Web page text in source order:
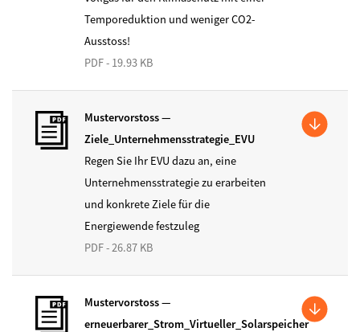
Temporeduktion und weniger CO2-
Ausstoss!
PDF - 19.93 KB
Mustervorstoss —
Ziele_Unternehmensstrategie_EVU
Regen Sie Ihr EVU dazu an, eine
Unternehmensstrategie zu erarbeiten
und konkrete Ziele für die
Energiewende festzuleg
PDF - 26.87 KB
Mustervorstoss —
erneuerbarer_Strom_Virtueller_Solarspeicher